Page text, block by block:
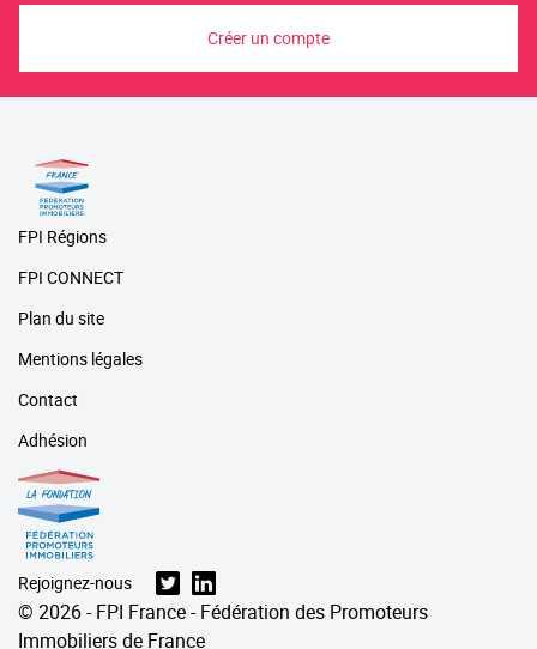
Créer un compte
FPI Régions
FPI CONNECT
Plan du site
Mentions légales
Contact
Adhésion
Rejoignez-nous
© 2026 - FPI France - Fédération des Promoteurs
Immobiliers de France